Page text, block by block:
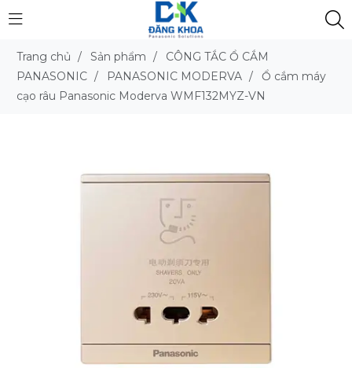
Trang chủ / Sản phẩm /
CÔNG TẮC Ổ CẮM
PANASONIC / PANASONIC MODERVA /
Ổ cắm máy
cạo râu Panasonic Moderva WMF132MYZ-VN